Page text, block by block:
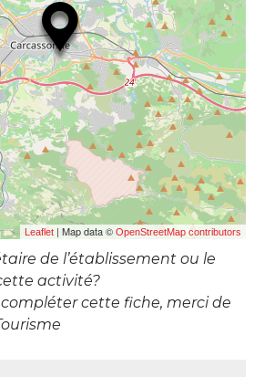
Leaflet | Map data © OpenStreetMap contributors
de l’établissement ou le
activité?
cette fiche, merci de